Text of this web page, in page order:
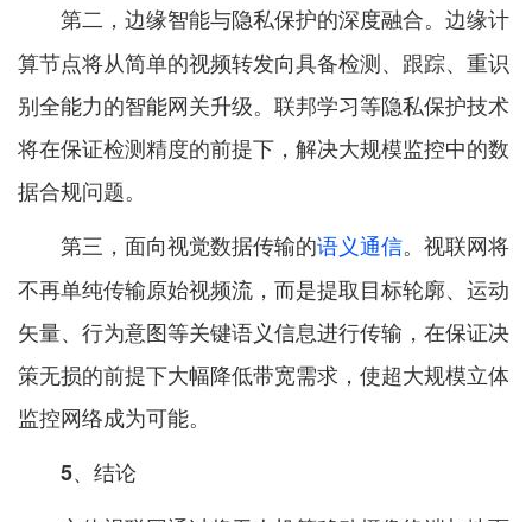
第二，边缘智能与隐私保护的深度融合。 边缘计
算节点将从简单的视频转发向具备检测、跟踪、重识
别全能力的智能网关升级。联邦学习等隐私保护技术
将在保证检测精度的前提下，解决大规模监控中的数
据合规问题。
第三，面向视觉数据传输的语义通信。 视联网将
不再单纯传输原始视频流，而是提取目标轮廓、运动
矢量、行为意图等关键语义信息进行传输，在保证决
策无损的前提下大幅降低带宽需求，使超大规模立体
监控网络成为可能。
5、结论